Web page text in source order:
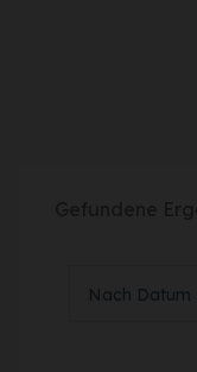
Nach Datum